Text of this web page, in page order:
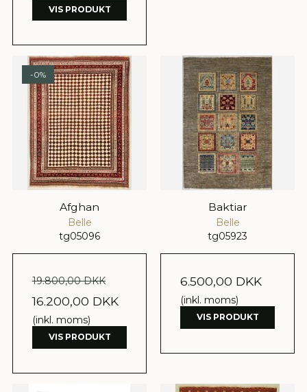
VIS PRODUKT
-0%
Afghan
Belle
tg05096
19.800,00 DKK
16.200,00 DKK
(inkl. moms)
VIS PRODUKT
Baktiar
Belle
tg05923
6.500,00 DKK
(inkl. moms)
VIS PRODUKT